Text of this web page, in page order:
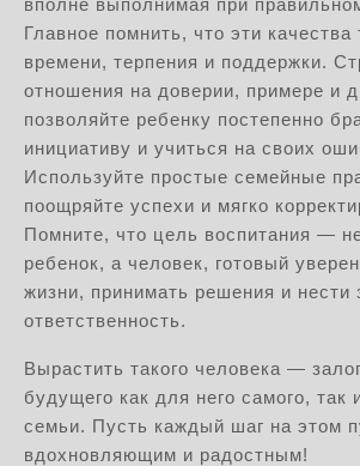
вполне выполнимая при
Главное помнить, что эти качества
времени, терпения и поддержки.
отношения на доверии, примере и
позволяйте ребенку постепенно
инициативу и учиться на своих
Используйте простые семейные
поощряйте успехи и мягко
Помните, что цель воспитания —
ребенок, а человек, готовый
жизни, принимать решения и нести
ответственность.
Вырастить такого человека —
будущего как для него самого, так
семьи. Пусть каждый шаг на этом
вдохновляющим и радостным!